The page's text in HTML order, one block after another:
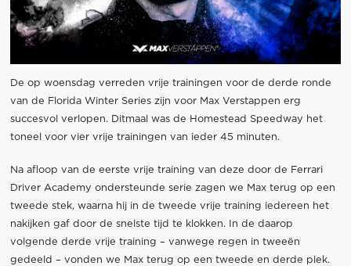
De op woensdag verreden vrije trainingen voor de derde ronde
van de Florida Winter Series zijn voor Max Verstappen erg
succesvol verlopen. Ditmaal was de Homestead Speedway het
toneel voor vier vrije trainingen van ieder 45 minuten.
Na afloop van de eerste vrije training van deze door de Ferrari
Driver Academy ondersteunde serie zagen we Max terug op een
tweede stek, waarna hij in de tweede vrije training iedereen het
nakijken gaf door de snelste tijd te klokken. In de daarop
volgende derde vrije training – vanwege regen in tweeën
gedeeld – vonden we Max terug op een tweede en derde plek.